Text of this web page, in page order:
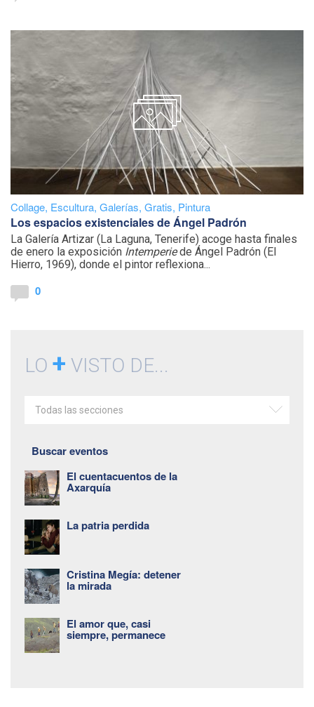
Collage, Escultura, Galerías, Gratis, Pintura
Los espacios existenciales de Ángel Padrón
La Galería Artizar (La Laguna, Tenerife) acoge hasta finales
de enero la exposición Intemperiede Ángel Padrón (El
Hierro, 1969), donde el pintor reflexiona...
0
LO + VISTO DE...
Todas las secciones
Buscar eventos
El cuentacuentos de la
Axarquía
La patria perdida
Cristina Megía: detener
la mirada
El amor que, casi
siempre, permanece